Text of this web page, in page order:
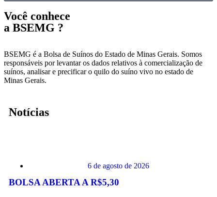
Você conhece
a BSEMG ?
BSEMG é a Bolsa de Suínos do Estado de Minas Gerais. Somos
responsáveis por levantar os dados relativos à comercialização de
suínos, analisar e precificar o quilo do suíno vivo no estado de
Minas Gerais.
Notícias
6 de agosto de 2026
BOLSA ABERTA A R$5,30